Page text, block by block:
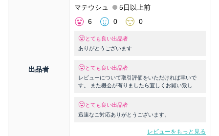
出品者
マテウシュ
5日以上前
6
0 0
とても良い出品者
ありがとうございます
とても良い出品者
レビューについて取引評価をいただければ幸いで
す。 また機会が有りましたら宜しくお願い致しま
とても良い出品者
迅速なご対応ありがとうございます。
レビューをもっと見る